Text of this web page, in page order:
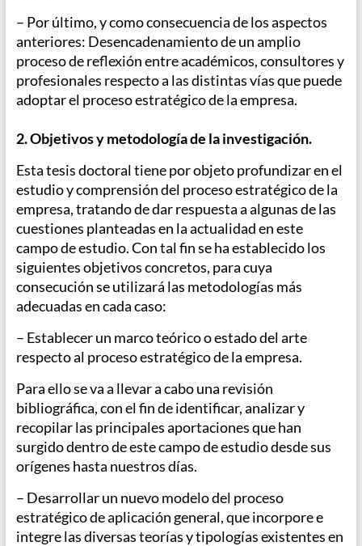
– Por último, y como consecuencia de los aspectos
anteriores: Desencadenamiento de un amplio
proceso de reflexión entre académicos, consultores y
profesionales respecto a las distintas vías que puede
adoptar el proceso estratégico de la empresa.
2. Objetivos y metodología de la investigación.
Esta tesis doctoral tiene por objeto profundizar en el
estudio y comprensión del proceso estratégico de la
empresa, tratando de dar respuesta a algunas de las
cuestiones planteadas en la actualidad en este
campo de estudio. Con tal fin se ha establecido los
siguientes objetivos concretos, para cuya
consecución se utilizará las metodologías más
adecuadas en cada caso:
– Establecer un marco teórico o estado del arte
respecto al proceso estratégico de la empresa.
Para ello se va a llevar a cabo una revisión
bibliográfica, con el fin de identificar, analizar y
recopilar las principales aportaciones que han
surgido dentro de este campo de estudio desde sus
orígenes hasta nuestros días.
– Desarrollar un nuevo modelo del proceso
estratégico de aplicación general, que incorpore e
integre las diversas teorías y tipologías existentes en